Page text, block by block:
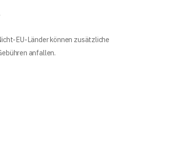
EU-Länder können zusätzliche
anfallen.